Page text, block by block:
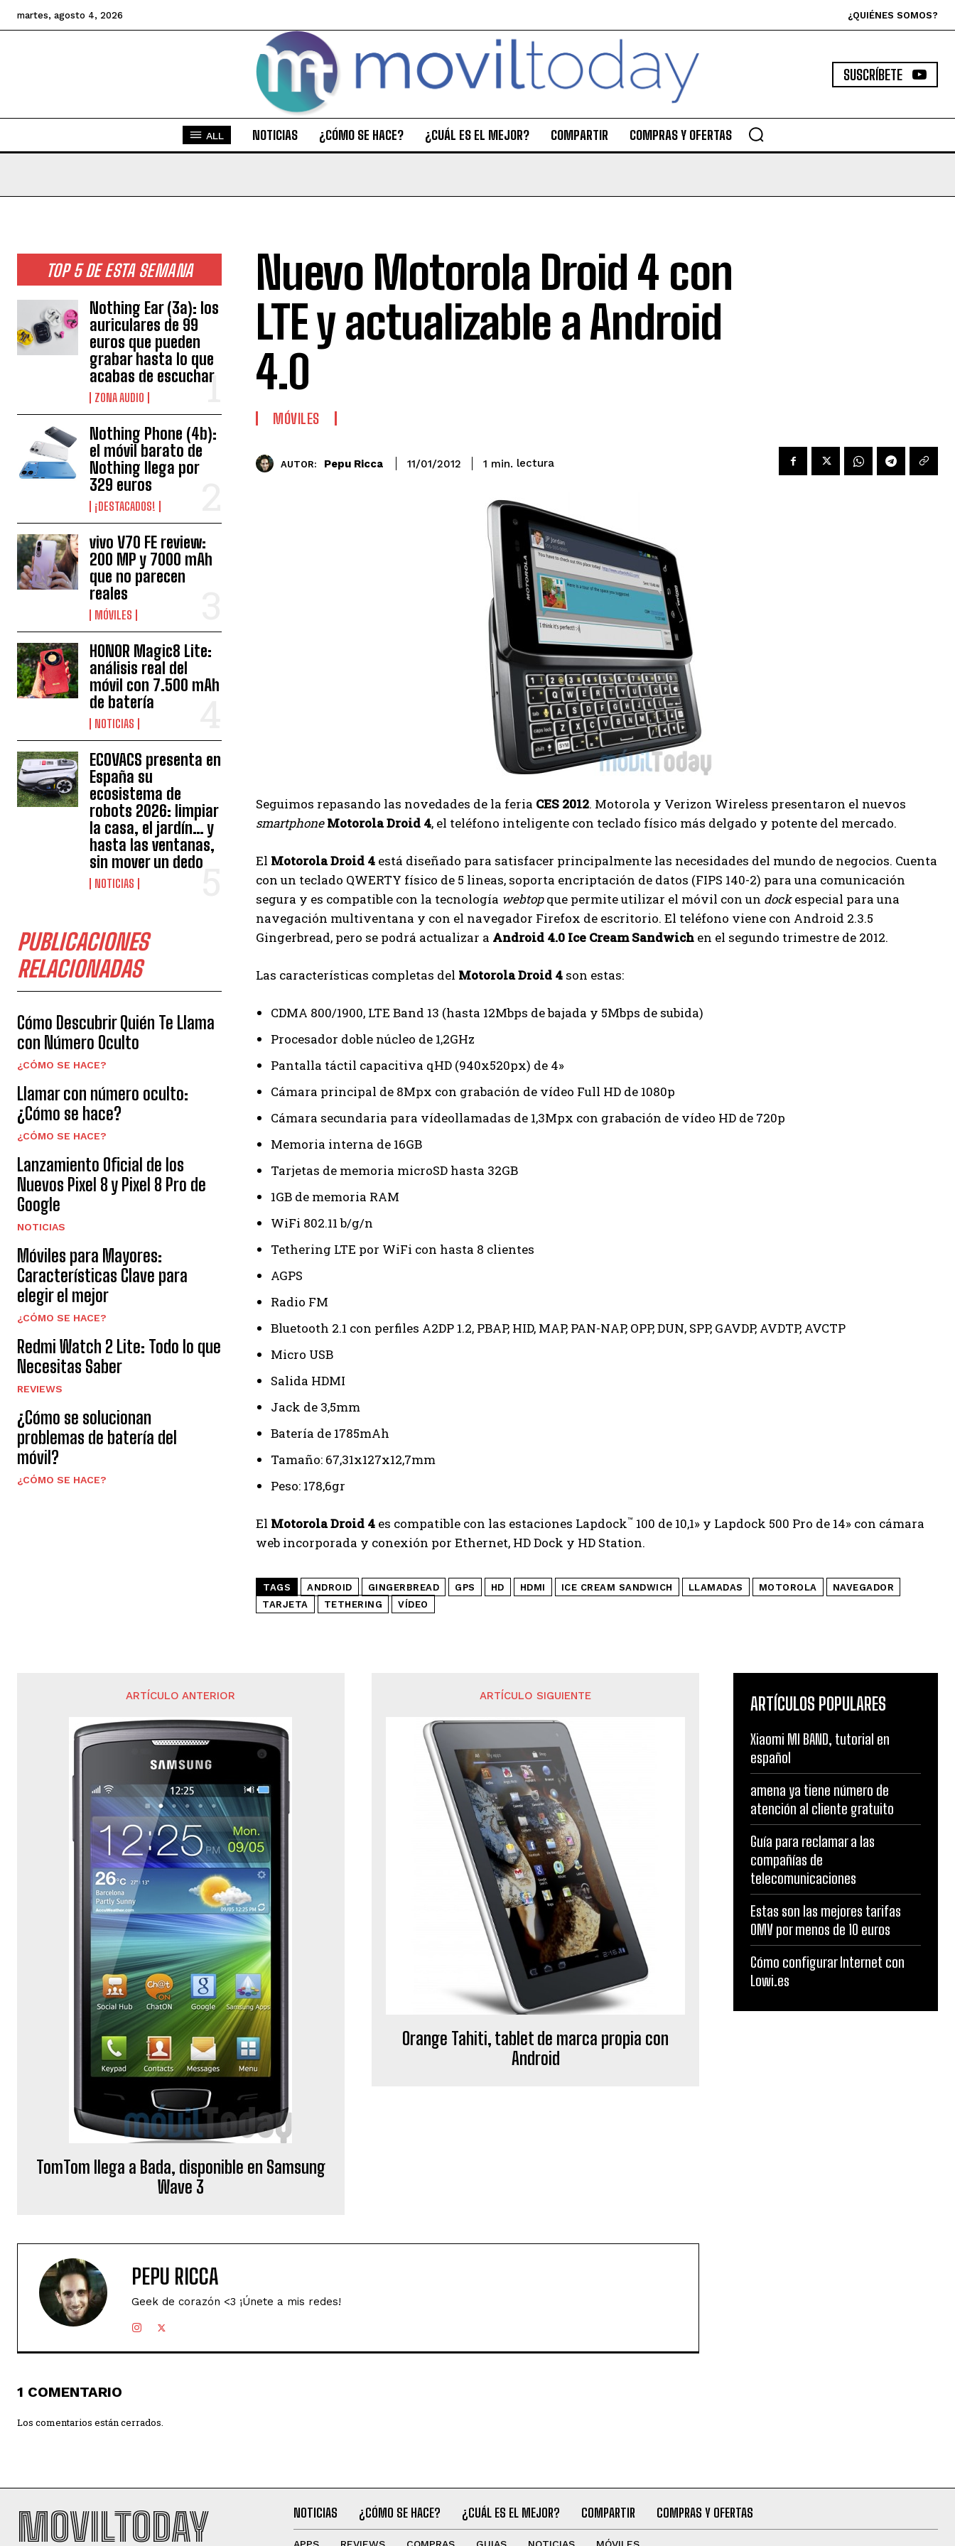
martes, agosto 4, 2026 ¿QUIÉNES SOMOS?
SUSCRÍBETE
ALL NOTICIAS ¿CÓMO SE HACE? ¿CUÁL ES EL MEJOR? COMPARTIR COMPRAS Y OFERTAS
TOP 5 DE ESTA SEMANA
Nothing Ear (3a): los
auriculares de 99
euros que pueden
grabar hasta lo que
acabas de escuchar
ZONA AUDIO
Nothing Phone (4b):
el móvil barato de
Nothing llega por
329 euros
¡DESTACADOS!
vivo V70 FE review:
200 MP y 7000 mAh
que no parecen
reales
MÓVILES
HONOR Magic8 Lite:
análisis real del
móvil con 7.500 mAh
de batería
NOTICIAS
ECOVACS presenta en
España su
ecosistema de
robots 2026: limpiar
la casa, el jardín… y
hasta las ventanas,
sin mover un dedo
NOTICIAS
PUBLICACIONES
RELACIONADAS
Cómo Descubrir Quién Te Llama
con Número Oculto
¿CÓMO SE HACE?
Llamar con número oculto:
¿Cómo se hace?
¿CÓMO SE HACE?
Lanzamiento Oficial de los
Nuevos Pixel 8 y Pixel 8 Pro de
Google
NOTICIAS
Móviles para Mayores:
Características Clave para
elegir el mejor
¿CÓMO SE HACE?
Redmi Watch 2 Lite: Todo lo que
Necesitas Saber
REVIEWS
¿Cómo se solucionan
problemas de batería del
móvil?
¿CÓMO SE HACE?
Nuevo Motorola Droid 4 con
LTE y actualizable a Android
4.0
MÓVILES
AUTOR: Pepu Ricca 11/01/2012 1 min. lectura
Seguimos repasando las novedades de la feria CES 2012. Motorola y Verizon Wireless presentaron el nuevos
smartphone Motorola Droid 4, el teléfono inteligente con teclado físico más delgado y potente del mercado.
El Motorola Droid 4 está diseñado para satisfacer principalmente las necesidades del mundo de negocios. Cuenta
con un teclado QWERTY físico de 5 lineas, soporta encriptación de datos (FIPS 140-2) para una comunicación
segura y es compatible con la tecnología webtopque permite utilizar el móvil con un dockespecial para una
navegación multiventana y con el navegador Firefox de escritorio. El teléfono viene con Android 2.3.5
Gingerbread, pero se podrá actualizar a Android 4.0 Ice Cream Sandwich en el segundo trimestre de 2012.
Las características completas del Motorola Droid 4 son estas:
CDMA 800/1900, LTE Band 13 (hasta 12Mbps de bajada y 5Mbps de subida)
Procesador doble núcleo de 1,2GHz
Pantalla táctil capacitiva qHD (940x520px) de 4»
Cámara principal de 8Mpx con grabación de vídeo Full HD de 1080p
Cámara secundaria para vídeollamadas de 1,3Mpx con grabación de vídeo HD de 720p
Memoria interna de 16GB
Tarjetas de memoria microSD hasta 32GB
1GB de memoria RAM
WiFi 802.11 b/g/n
Tethering LTE por WiFi con hasta 8 clientes
AGPS
Radio FM
Bluetooth 2.1 con perfiles A2DP 1.2, PBAP, HID, MAP, PAN-NAP, OPP, DUN, SPP, GAVDP, AVDTP, AVCTP
Micro USB
Salida HDMI
Jack de 3,5mm
Batería de 1785mAh
Tamaño: 67,31x127x12,7mm
Peso: 178,6gr
El Motorola Droid 4 es compatible con las estaciones Lapdock™ 100 de 10,1» y Lapdock 500 Pro de 14» con cámara
web incorporada y conexión por Ethernet, HD Dock y HD Station.
TAGS ANDROID GINGERBREAD GPS HD HDMI ICE CREAM SANDWICH LLAMADAS MOTOROLA
NAVEGADOR
TARJETA
TETHERING VÍDEO
ARTÍCULO ANTERIOR
TomTom llega a Bada, disponible en Samsung
Wave 3
ARTÍCULO SIGUIENTE
Orange Tahiti, tablet de marca propia con
Android
PEPU RICCA
Geek de corazón <3 ¡Únete a mis redes!
1 COMENTARIO
Los comentarios están cerrados.
ARTÍCULOS POPULARES
Xiaomi MI BAND, tutorial en
español
amena ya tiene número de
atención al cliente gratuito
Guía para reclamar a las
compañías de
telecomunicaciones
Estas son las mejores tarifas
OMV por menos de 10 euros
Cómo configurar Internet con
Lowi.es
MOVILTODAY NOTICIAS ¿CÓMO SE HACE? ¿CUÁL ES EL MEJOR? COMPARTIR COMPRAS Y OFERTAS